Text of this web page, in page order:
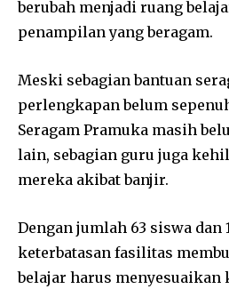
berubah menjadi ruang
penampilan yang beragam.
Meski sebagian bantuan
perlengkapan belum
Seragam Pramuka masih
lain, sebagian guru juga
mereka akibat banjir.
Dengan jumlah 63 siswa dan
keterbatasan fasilitas
belajar harus menyesuaikan